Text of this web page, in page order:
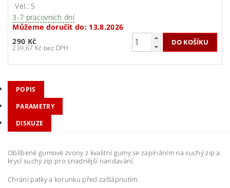
Vel.: S
3-7 pracovních dní
Můžeme doručit do: 13.8.2026
290 Kč
239,67 Kč bez DPH
POPIS
PARAMETRY
DISKUZE
Oblíbené gumové zvony z kvalitní gumy se zapínáním na suchý zip a
krycí suchý zip pro snadnější nandavání.
Chrání patky a korunku před zašlápnutím.